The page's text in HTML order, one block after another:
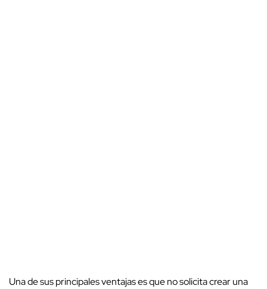
Una de sus principales ventajas es que no solicita crear una